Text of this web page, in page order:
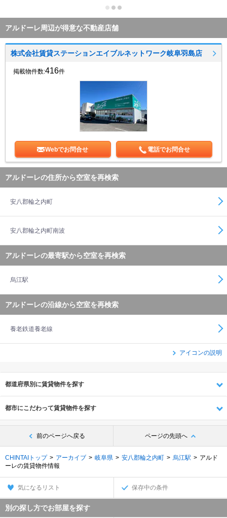
アルドーレ周辺が得意な不動産店舗
株式会社賃貸ステーションエイブルネットワーク岐阜羽島店
掲載物件数:416件
Webでお問合せ 電話でお問合せ
アルドーレの住所から空室を再検索
安八郡輪之内町
安八郡輪之内町南波
アルドーレの最寄駅から空室を再検索
烏江駅
アルドーレの沿線から空室を再検索
養老鉄道養老線
アイコンの説明
都道府県別に賃貸物件を探す
都市にこだわって賃貸物件を探す
前のページへ戻る ページの先頭へ
CHINTAIトップ アーカイブ 岐阜県 安八郡輪之内町 烏江駅
アルド
ーレの賃貸物件情報
気になるリスト 保存中の条件
別の探し方でお部屋を探す